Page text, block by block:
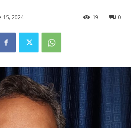
15, 2024 0
19